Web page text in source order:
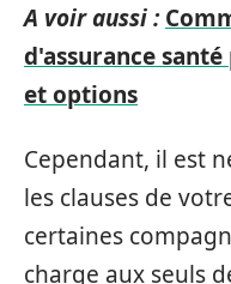
A voir aussi :
d'assurance
et options
Cependant, il est
les clauses de
certaines
charge aux seuls